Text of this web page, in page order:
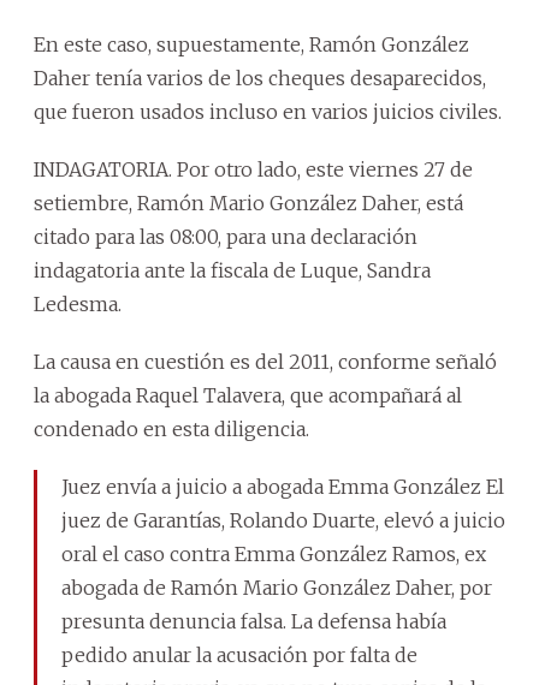
En este caso, supuestamente, Ramón González
Daher tenía varios de los cheques desaparecidos,
que fueron usados incluso en varios juicios civiles.
INDAGATORIA. Por otro lado, este viernes 27 de
setiembre, Ramón Mario González Daher, está
citado para las 08:00, para una declaración
indagatoria ante la fiscala de Luque, Sandra
Ledesma.
La causa en cuestión es del 2011, conforme señaló
la abogada Raquel Talavera, que acompañará al
condenado en esta diligencia.
Juez envía a juicio a abogada Emma González El
juez de Garantías, Rolando Duarte, elevó a juicio
oral el caso contra Emma González Ramos, ex
abogada de Ramón Mario González Daher, por
presunta denuncia falsa. La defensa había
pedido anular la acusación por falta de